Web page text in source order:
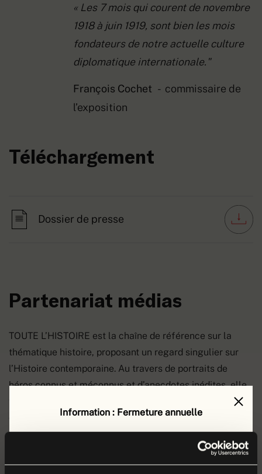
Information : Fermeture annuelle
Le musée de la Grande Guerre est fermé au public
lundi 17 août au vendredi 4 septembre 2026
« Les 7 mois qui courent de novembre
1918 à juin 1919, sont bien les mois
fondateurs de notre actuelle culture
diplomatique internationale."
François Cochet - commissaire de
l’exposition
Téléchargement
Dossier de presse
Partenariat médias
TOUTE L’HISTOIRE est la chaîne de référence sur la
thématique histoire, proposant un regard singulier sur
l’Histoire contemporaine. Au travers de portraits de
héros connus et méconnus et d’anecdotes inédites, elle
fait revivre les plus grands conflits et événements qui
ont façonné le monde moderne.